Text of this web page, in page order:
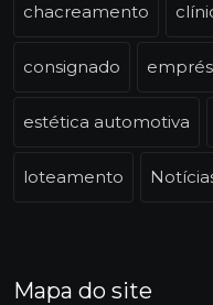
chacreamento
consignado
estética automotiva
loteamento
Mapa do site